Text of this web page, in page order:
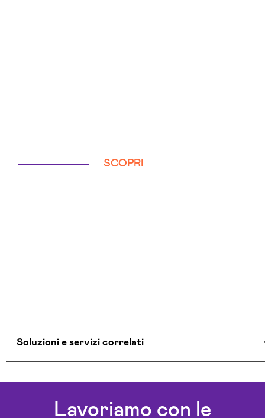
SCOPRI
Soluzioni e servizi correlati
Aziende Intelligenza Artificiale Ragusa
Consulenza Chatbot Ai Ragusa
Lavoriamo con le